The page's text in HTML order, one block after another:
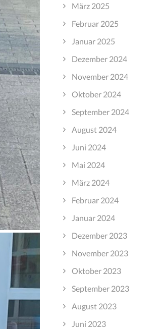
März 2025
Februar 2025
Januar 2025
Dezember 2024
November 2024
Oktober 2024
September 2024
August 2024
Juni 2024
Mai 2024
März 2024
Februar 2024
Januar 2024
Dezember 2023
November 2023
Oktober 2023
September 2023
August 2023
Juni 2023